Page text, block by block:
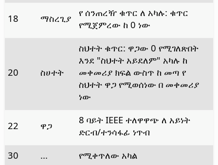
18 ማስረጊያ
የ ሰንጠረዥ ቁጥር ለ አካሉ: ቁጥር
የሚጀምረው ከ 0 ነው
20 ስሀተት
ስህተት ቁጥር: ዋጋው 0 የሚገለጽበት
እንደ "ስህተት አይደለም" አካሉ ከ
መቀመሪያ ክፍል ውስጥ ከ መጣ የ
ስህተት ዋጋ የሚወሰነው በ መቀመሪያ
ነው
22 ዋጋ
8 ባይት IEEE ተለዋዋጭ ለ አይነት
ድርብ/ተንሳፋፊ ነጥብ
30
... የሚቀጥለው አካል